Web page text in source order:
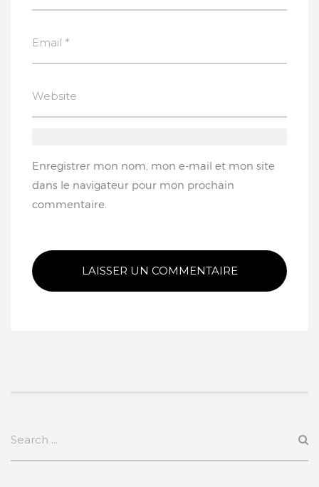
Enregistrer mon nom, mon e-mail et mon site
dans le navigateur pour mon prochain
commentaire.